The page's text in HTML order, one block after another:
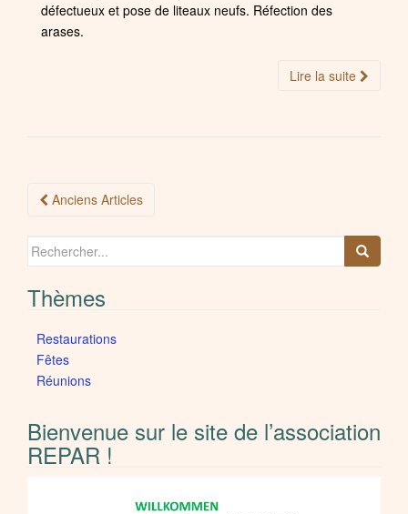
défectueux et pose de liteaux neufs. Réfection des
arases.
Lire la suite
Navigation
Anciens Articles
Search
Thèmes
Restaurations
Fêtes
Réunions
Bienvenue sur le site de l’association
REPAR !